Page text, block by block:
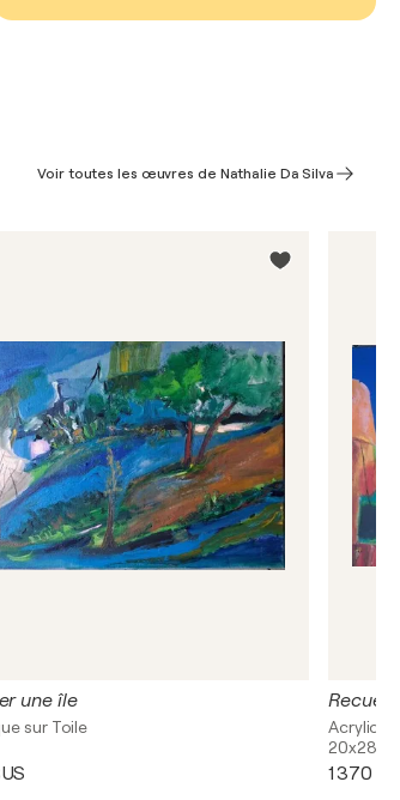
Voir toutes les œuvres de Nathalie Da Silva
une île
sur Toile
20x28in
1 370